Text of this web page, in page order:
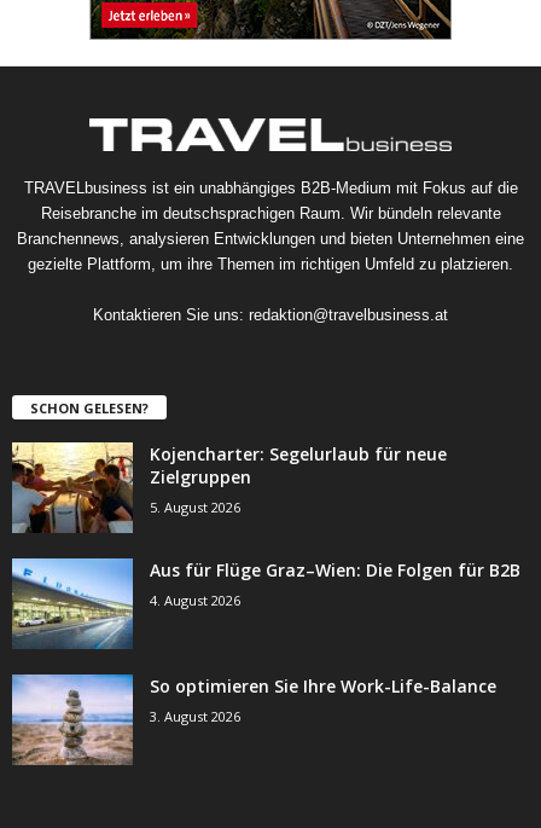
TRAVELbusiness ist ein unabhängiges B2B-Medium mit Fokus auf die
Reisebranche im deutschsprachigen Raum. Wir bündeln relevante
Branchennews, analysieren Entwicklungen und bieten Unternehmen eine
gezielte Plattform, um ihre Themen im richtigen Umfeld zu platzieren.
Kontaktieren Sie uns: redaktion@travelbusiness.at
SCHON GELESEN?
Kojencharter: Segelurlaub für neue
Zielgruppen
5. August 2026
Aus für Flüge Graz–Wien: Die Folgen für B2B
4. August 2026
So optimieren Sie Ihre Work-Life-Balance
3. August 2026